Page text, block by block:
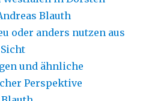
Blauth
oder anders nutzen aus
und ähnliche
Perspektive